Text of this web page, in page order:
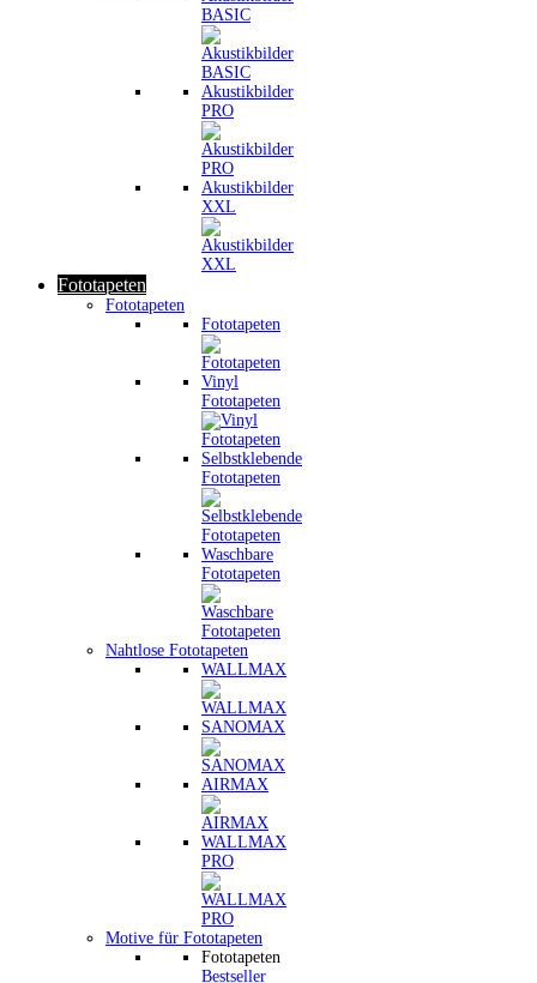
BASIC
Akustikbilder
PRO
Akustikbilder
XXL
Fototapeten
Fototapeten
Fototapeten
Vinyl
Fototapeten
Selbstklebende
Fototapeten
Waschbare
Fototapeten
Nahtlose Fototapeten
WALLMAX
SANOMAX
AIRMAX
WALLMAX
PRO
Motive für Fototapeten
Fototapeten
Bestseller